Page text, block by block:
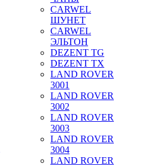
CARWEL
ШУНЕТ
CARWEL
ЭЛЬТОН
DEZENT TG
DEZENT TX
LAND ROVER
3001
LAND ROVER
3002
LAND ROVER
3003
LAND ROVER
3004
LAND ROVER